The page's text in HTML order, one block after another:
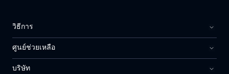
วิธีการ
ศูนย์ช่วยเหลือ
บริษัท